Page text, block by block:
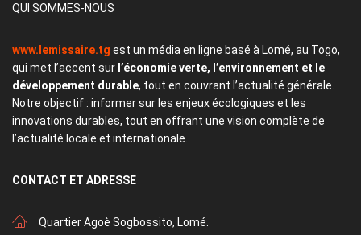
QUI SOMMES-NOUS
www.lemissaire.tg est un média en ligne basé à Lomé, au Togo,
qui met l’accent sur l’économie verte, l’environnement et le
développement durable, tout en couvrant l’actualité générale.
Notre objectif : informer sur les enjeux écologiques et les
innovations durables, tout en offrant une vision complète de
l’actualité locale et internationale.
CONTACT ET ADRESSE
Quartier Agoè Sogbossito, Lomé.